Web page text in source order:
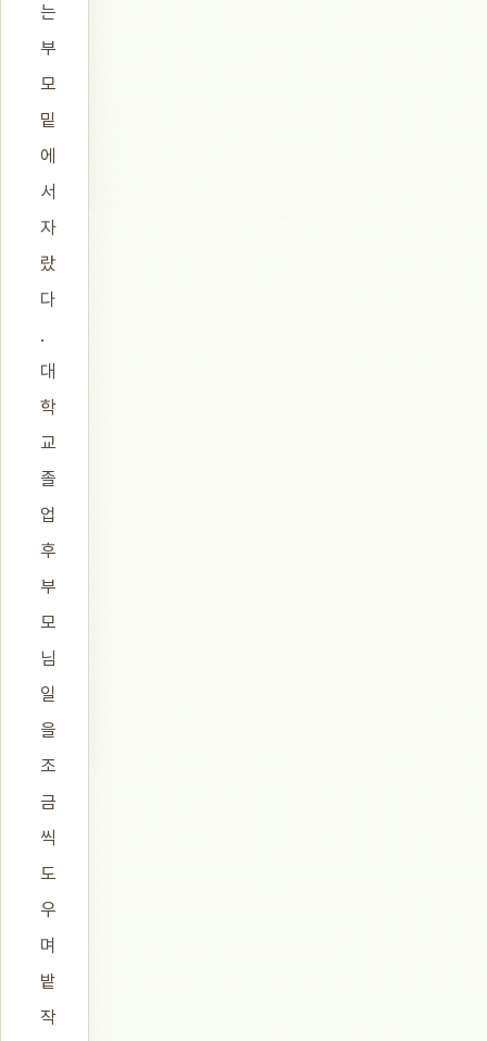
는
부
모
밑
에
서
자
랐
다
.
대
학
교
졸
업
후
부
모
님
일
을
조
금
씩
도
우
며
밭
작